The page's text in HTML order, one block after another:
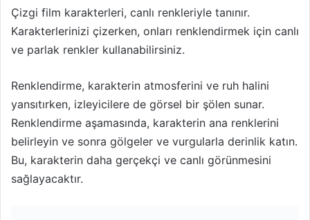
Çizgi film karakterleri, canlı renkleriyle tanınır.
Karakterlerinizi çizerken, onları renklendirmek için canlı
ve parlak renkler kullanabilirsiniz.
Renklendirme, karakterin atmosferini ve ruh halini
yansıtırken, izleyicilere de görsel bir şölen sunar.
Renklendirme aşamasında, karakterin ana renklerini
belirleyin ve sonra gölgeler ve vurgularla derinlik katın.
Bu, karakterin daha gerçekçi ve canlı görünmesini
sağlayacaktır.